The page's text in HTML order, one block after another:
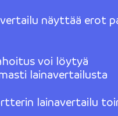
näyttää erot
voi löytyä
lainavertailusta
lainavertailu